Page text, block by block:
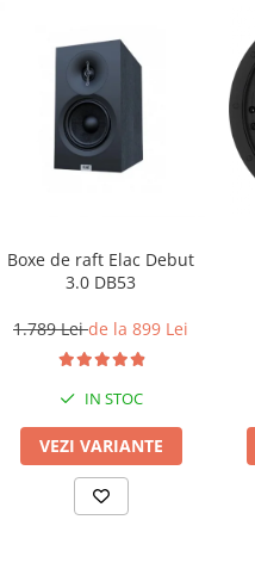
Boxe de raft Elac Debut
3.0 DB53
1.789 Leide la 899 Lei
IN STOC
VEZI VARIANTE